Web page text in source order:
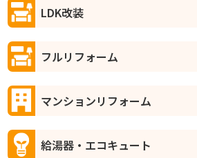
LDK改装
フルリフォーム
マンションリフォーム
給湯器・エコキュート